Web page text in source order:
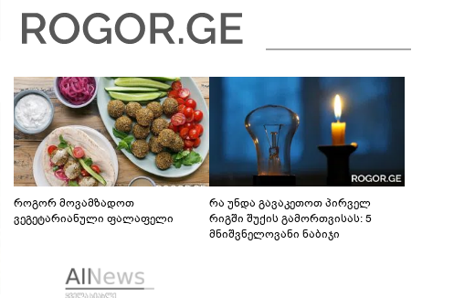
როგორ მოვამზადოთ
ვეგეტარიანული ფალაფელი
რა უნდა გავაკეთოთ პირველ
რიგში შუქის გამორთვისას: 5
მნიშვნელოვანი ნაბიჯი